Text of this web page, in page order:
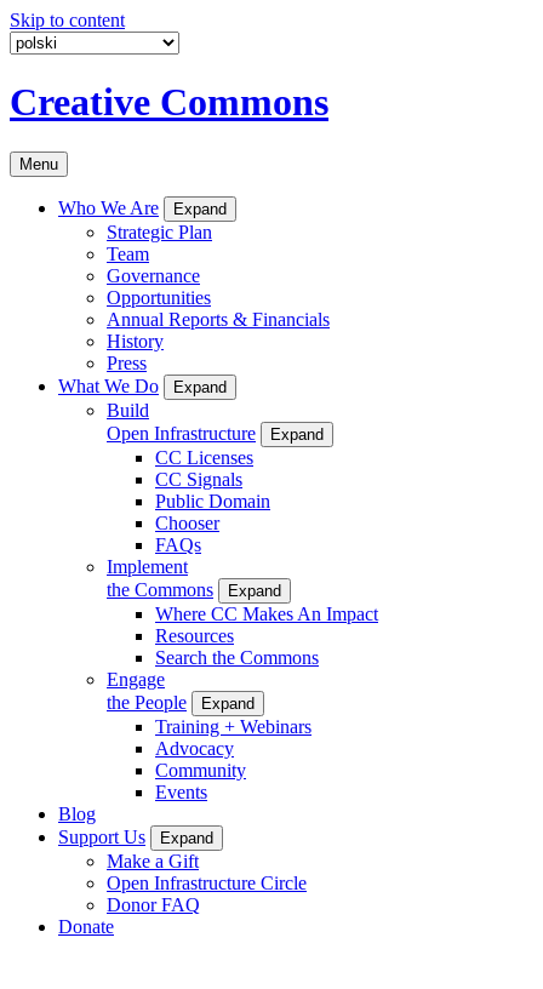
Skip to content
Creative Commons
Menu
Who We Are Expand
Strategic Plan
Team
Governance
Opportunities
Annual Reports & Financials
History
Press
What We Do
Expand
Build
Open Infrastructure
Expand
CC Licenses
CC Signals
Public Domain
Chooser
FAQs
Implement
the Commons
Expand
Where CC Makes An Impact
Resources
Search the Commons
Engage
the People
Expand
Training + Webinars
Advocacy
Community
Events
Blog
Support Us
Expand
Make a Gift
Open Infrastructure Circle
Donor FAQ
Donate